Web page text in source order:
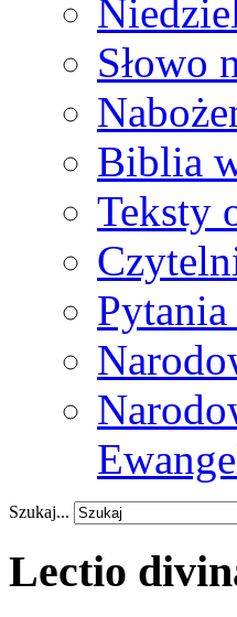
Słowo
Biblia
Teksty
Szukaj...
Lectio